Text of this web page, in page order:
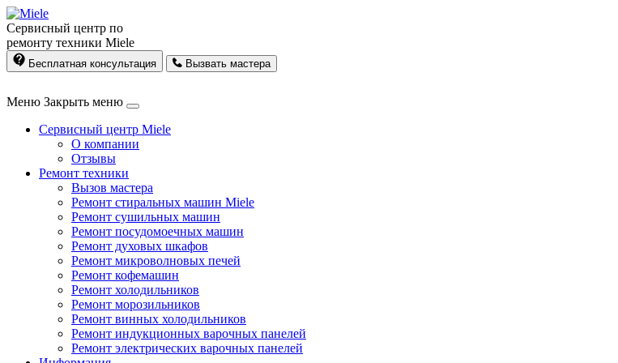
Сервисный центр по
ремонту техники Miele
Бесплатная консультация Вызвать мастера
Меню Закрыть меню
Сервисный центр Miele
О компании
Отзывы
Ремонт техники
Вызов мастера
Ремонт стиральных машин Miele
Ремонт сушильных машин
Ремонт посудомоечных машин
Ремонт духовых шкафов
Ремонт микроволновых печей
Ремонт кофемашин
Ремонт холодильников
Ремонт морозильников
Ремонт винных холодильников
Ремонт индукционных варочных панелей
Ремонт электрических варочных панелей